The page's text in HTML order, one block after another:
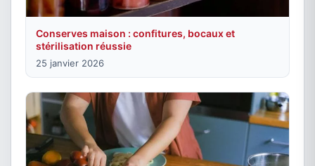
Conserves maison : confitures, bocaux et
stérilisation réussie
25 janvier 2026